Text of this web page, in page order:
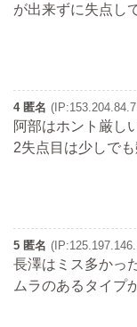
が出来ずに失点し
4 匿名
阿部はホント厳し
2失点目は少しでも
5 匿名
長澤はミス多かっ
ムラのあるタイプ